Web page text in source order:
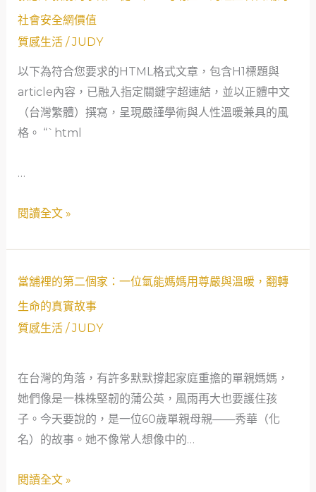
土
城
舖
的
生
命
社會安全網價值
質感生活/JUDY
以下為符合您要求的HTML格式文章，包含H1標題與
article內容，已融入指定關鍵字超連結，並以正體中文
（台灣繁體）撰寫，呈現嚴謹學術與人性溫暖兼具的風
格。 “`html
…
救
窮
的
承
諾：
一
七
產
經
看
當
鋪
的
會
閱讀全文 »
當舖裡的第二個家：一位氫能媽媽用尊嚴與溫暖，翻轉
生命的真實故事
質感生活/JUDY
在台灣的角落，有許多默默撐起家庭重擔的單親媽媽，
她們像是一株株堅韌的蒲公英，風雨再大也要護住孩
子。今天要說的，是一位60歲單親母親——秀華（化
名）的故事。她不像常人想像中的…
當
的
二
個
家：
一
氫
閱讀全文 »